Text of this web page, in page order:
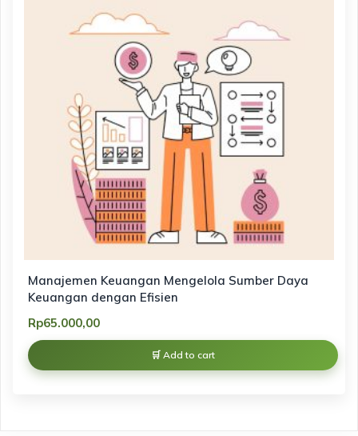
Manajemen Keuangan Mengelola Sumber Daya
Keuangan dengan Efisien
Rp65.000,00
Add to cart